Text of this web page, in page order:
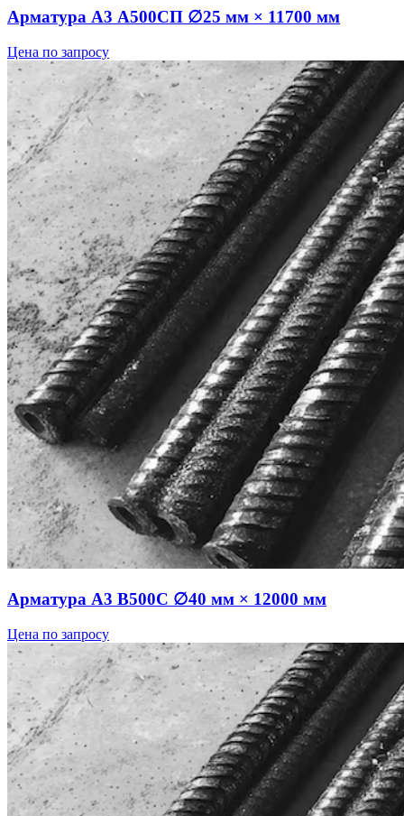
Арматура А3 А500СП ∅25 мм × 11700 мм
Цена по запросу
Арматура А3 В500С ∅40 мм × 12000 мм
Цена по запросу